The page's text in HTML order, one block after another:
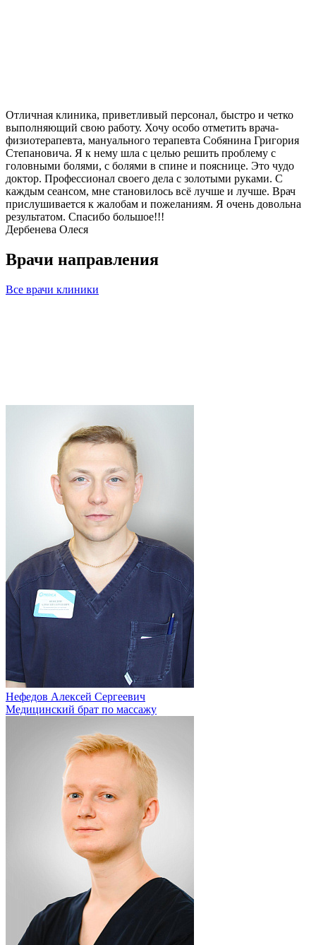
Отличная клиника, приветливый персонал, быстро и четко
выполняющий свою работу. Хочу особо отметить врача-
физиотерапевта, мануального терапевта Собянина Григория
Степановича. Я к нему шла с целью решить проблему с
головными болями, с болями в спине и пояснице. Это чудо
доктор. Профессионал своего дела с золотыми руками. С
каждым сеансом, мне становилось всё лучше и лучше. Врач
прислушивается к жалобам и пожеланиям. Я очень довольна
результатом. Спасибо большое!!!
Дербенева Олеся
Врачи направления
Все врачи клиники
Нефедов Алексей Сергеевич
Медицинский брат по массажу